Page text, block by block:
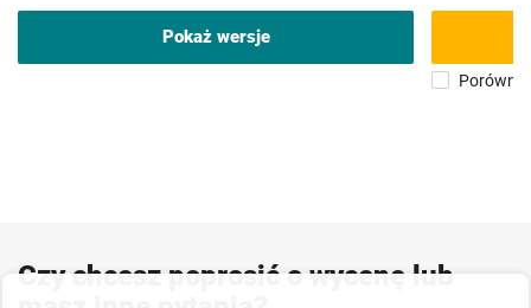
Pokaż wersje
Porównaj
Czy chcesz poprosić o wycenę lub